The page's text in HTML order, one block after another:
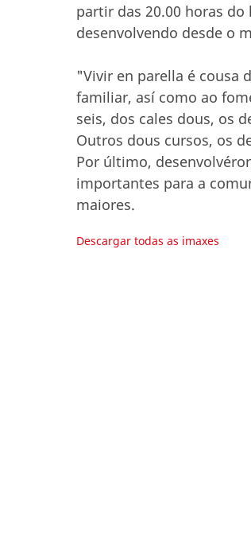
partir das 20.00 horas
desenvolvendo desde o
"Vivir en parella é cousa
familiar, así como ao
seis, dos cales dous, os
Outros dous cursos, os
Por último,
importantes para a
maiores.
Descargar todas as imaxes